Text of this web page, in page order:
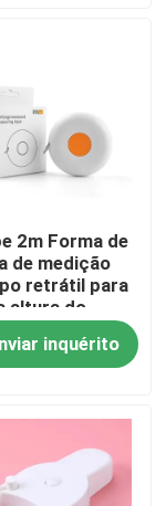
2m Forma de
de medição
retrátil para
altura do
etc.
inquérito